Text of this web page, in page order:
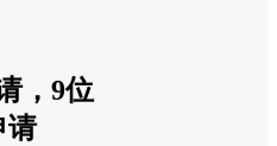
，9位
请